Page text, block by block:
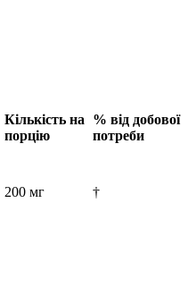
Кількість на
порцію
% від добової
потреби
200 мг †